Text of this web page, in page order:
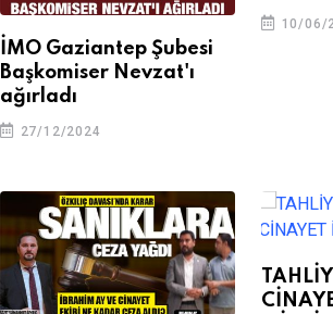
İMO Gaziantep Şubesi
Başkomiser Nevzat'ı
ağırladı
27/12/2024
10/06/